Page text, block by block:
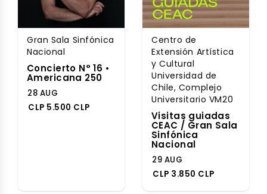
Gran Sala Sinfónica
Nacional
Concierto N° 16 •
Americana 250
28 AUG
CLP 5.500 CLP
Centro de
Extensión Artística
y Cultural
Universidad de
Chile, Complejo
Universitario VM20
Visitas guiadas
CEAC / Gran Sala
Sinfónica
Nacional
29 AUG
CLP 3.850 CLP